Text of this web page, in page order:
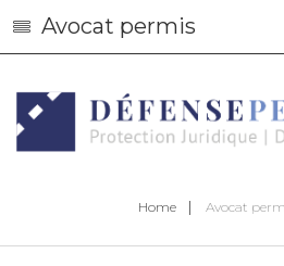
Avocat permis
Home Avocat